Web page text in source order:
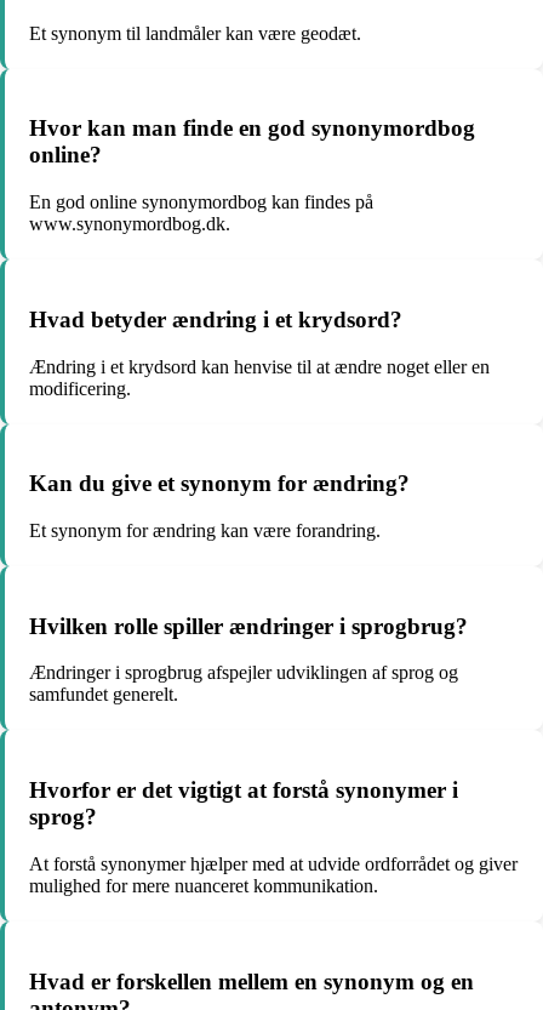
Et synonym til landmåler kan være geodæt.
Hvor kan man finde en god synonymordbog
online?
En god online synonymordbog kan findes på
www.synonymordbog.dk.
Hvad betyder ændring i et krydsord?
Ændring i et krydsord kan henvise til at ændre noget eller en
modificering.
Kan du give et synonym for ændring?
Et synonym for ændring kan være forandring.
Hvilken rolle spiller ændringer i sprogbrug?
Ændringer i sprogbrug afspejler udviklingen af sprog og
samfundet generelt.
Hvorfor er det vigtigt at forstå synonymer i
sprog?
At forstå synonymer hjælper med at udvide ordforrådet og giver
mulighed for mere nuanceret kommunikation.
Hvad er forskellen mellem en synonym og en